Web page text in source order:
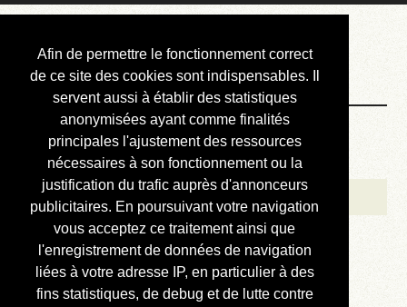
Afin de permettre le fonctionnement correct
de ce site des cookies sont indispensables. Il
servent aussi à établir des statistiques
anonymisées ayant comme finalités
principales l'ajustement des ressources
nécessaires à son fonctionnement ou la
justification du trafic auprès d'annonceurs
publicitaires. En poursuivant votre navigation
vous acceptez ce traitement ainsi que
l'enregistrement de données de navigation
liées à votre adresse IP, en particulier à des
fins statistiques, de debug et de lutte contre
Courbis, « LE »
Blog Officiel
Bienvenue
Réalisations
Divers (et d’été)
Annonces
Liens externes